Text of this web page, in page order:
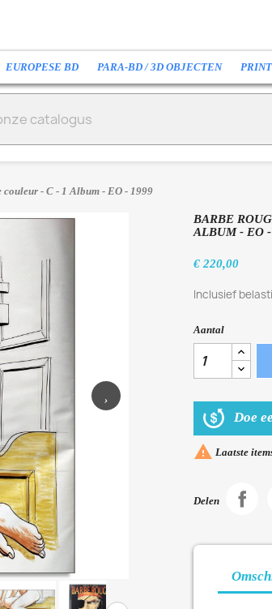
EUROPESE BD PARA-BD / 3D OBJECTEN PRINT
- C - 1 Album - EO - 1999
›
BARBE
ALBUM - EO
€ 220,00
Inclusief
Aantal
Doe
 Laatste
Delen